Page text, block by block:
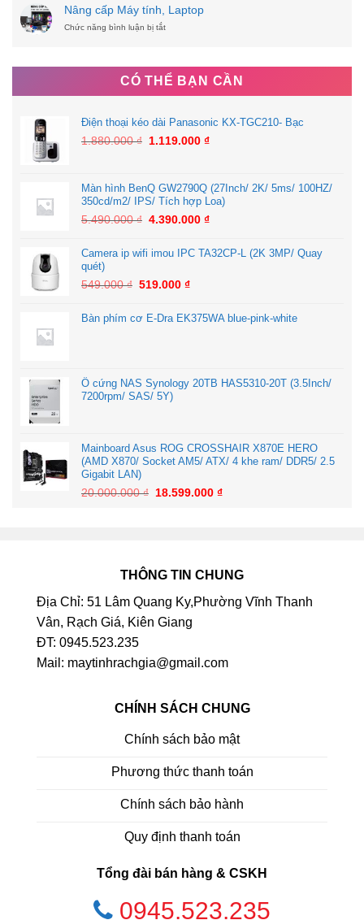
GIANG
ổ
Nâng cấp Máy tính, Laptop
Chức năng bình luận bị tắt
tính,
Laptop
CÓ THỂ BẠN CẦN
Điện thoại kéo dài Panasonic KX-TGC210- Bạc
1.880.000₫ 1.119.000₫
Màn hình BenQ GW2790Q (27Inch/ 2K/ 5ms/ 100HZ/
350cd/m2/ IPS/ Tích hợp Loa)
5.490.000₫ 4.390.000₫
Camera ip wifi imou IPC TA32CP-L (2K 3MP/ Quay
quét)
549.000₫ 519.000₫
Bàn phím cơ E-Dra EK375WA blue-pink-white
Ổ cứng NAS Synology 20TB HAS5310-20T (3.5Inch/
7200rpm/ SAS/ 5Y)
Mainboard Asus ROG CROSSHAIR X870E HERO
(AMD X870/ Socket AM5/ ATX/ 4 khe ram/ DDR5/ 2.5
Gigabit LAN)
20.000.000₫ 18.599.000₫
THÔNG TIN CHUNG
Địa Chỉ: 51 Lâm Quang Ky,Phường Vĩnh Thanh
Vân, Rạch Giá, Kiên Giang
ĐT: 0945.523.235
Mail: maytinhrachgia@gmail.com
CHÍNH SÁCH CHUNG
Chính sách bảo mật
Phương thức thanh toán
Chính sách bảo hành
Quy định thanh toán
Tổng đài bán hàng & CSKH
0945.523.235